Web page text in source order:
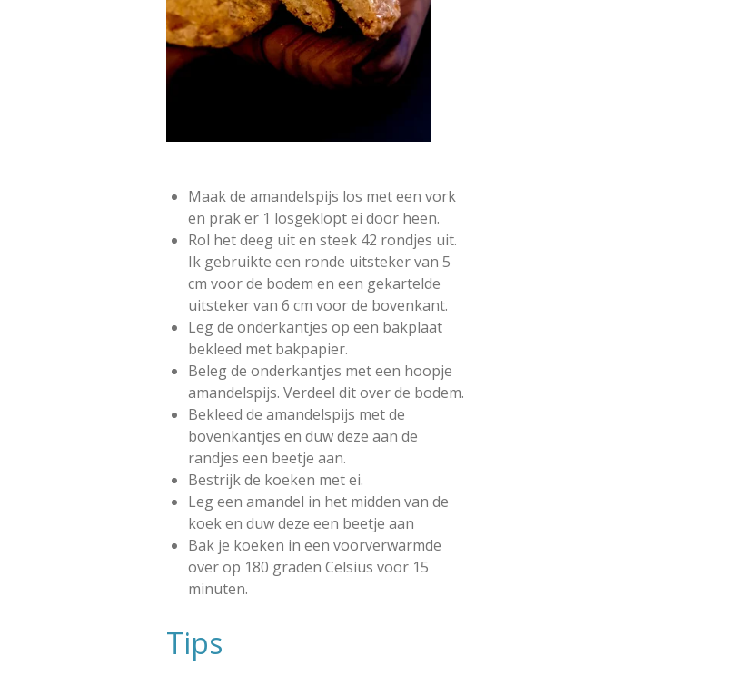
Maak de amandelspijs los met een vork
en prak er 1 losgeklopt ei door heen.
Rol het deeg uit en steek 42 rondjes uit.
Ik gebruikte een ronde uitsteker van 5
cm voor de bodem en een gekartelde
uitsteker van 6 cm voor de bovenkant.
Leg de onderkantjes op een bakplaat
bekleed met bakpapier.
Beleg de onderkantjes met een hoopje
amandelspijs. Verdeel dit over de bodem.
Bekleed de amandelspijs met de
bovenkantjes en duw deze aan de
randjes een beetje aan.
Bestrijk de koeken met ei.
Leg een amandel in het midden van de
koek en duw deze een beetje aan
Bak je koeken in een voorverwarmde
over op 180 graden Celsius voor 15
minuten.
Tips